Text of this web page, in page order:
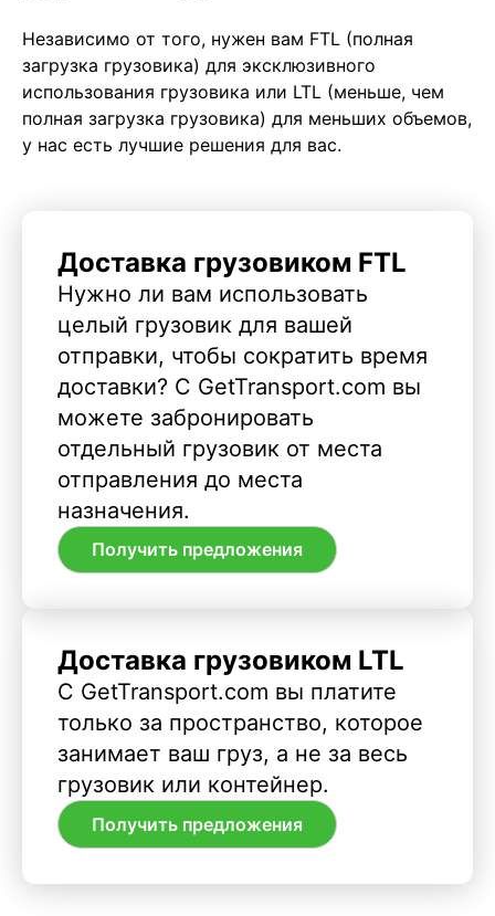
Независимо от того, нужен вам FTL (полная
загрузка грузовика) для эксклюзивного
использования грузовика или LTL (меньше, чем
полная загрузка грузовика) для меньших объемов,
у нас есть лучшие решения для вас.
Доставка грузовиком FTL
Нужно ли вам использовать
целый грузовик для вашей
отправки, чтобы сократить время
доставки? С GetTransport.com вы
можете забронировать
отдельный грузовик от места
отправления до места
назначения.
Получить предложения
Доставка грузовиком LTL
С GetTransport.com вы платите
только за пространство, которое
занимает ваш груз, а не за весь
грузовик или контейнер.
Получить предложения